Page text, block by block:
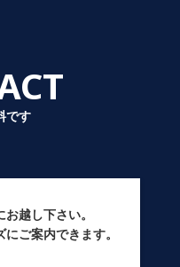
です
越し下さい。
ご案内できます。